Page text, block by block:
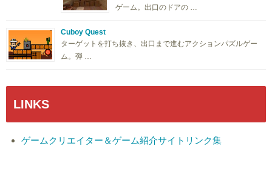
ゲーム。出口のドアの …
Cuboy Quest
ターゲットを打ち抜き、出口まで進むアクションパズルゲー
ム。弾 …
LINKS
ゲームクリエイター＆ゲーム紹介サイトリンク集